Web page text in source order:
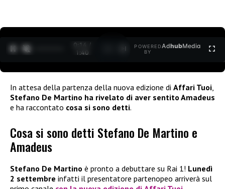
0:15 /
1:40
POWERED
BY
AdhubMedia
In attesa della partenza della nuova edizione di Affari Tuoi
Stefano De Martino ha rivelato di aver sentito Amadeus
e ha raccontato cosa si sono detti.
Cosa si sono detti Stefano De Martino e
Amadeus
Stefano De Martino è pronto a debuttare su Rai 1! Lunedì
2 settembre infatti il presentatore partenopeo arriverà sul